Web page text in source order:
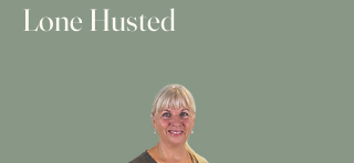
Lone Husted